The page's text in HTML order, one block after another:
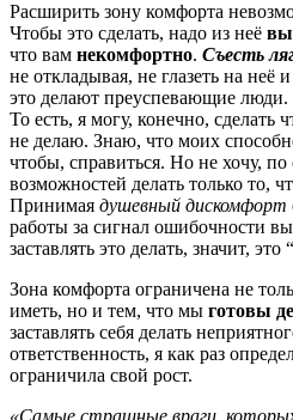
Расширить зону комфорта
Чтобы это сделать, надо из неё
что вам некомфортно. Съесть
не откладывая, не глазеть на неё
это делают преуспевающие
То есть, я могу, конечно, сделать
не делаю. Знаю, что моих
чтобы, справиться. Но не хочу,
возможностей делать только то,
Принимая душевный дискомфорт
работы за сигнал ошибочности
заставлять это делать, значит, это “
Зона комфорта ограничена не
иметь, но и тем, что мы готовы
заставлять себя делать
ответственность, я как раз
ограничила свой рост.